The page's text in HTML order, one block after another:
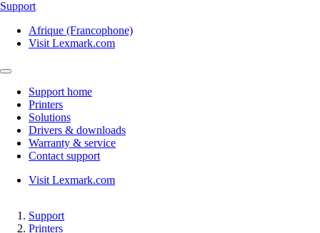
Support
Afrique (Francophone)
Visit Lexmark.com
Support home
Printers
Solutions
Drivers & downloads
Warranty & service
Contact support
Visit Lexmark.com
Support
Printers